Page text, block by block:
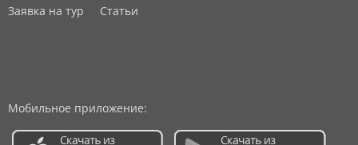
Заявка на тур
Статьи
Мобильное приложение: